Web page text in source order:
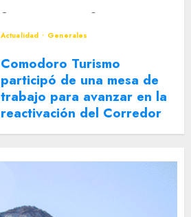
Actualidad
Generales
Comodoro Turismo
participó de una mesa de
trabajo para avanzar en la
reactivación del Corredor
Turístico Integrado